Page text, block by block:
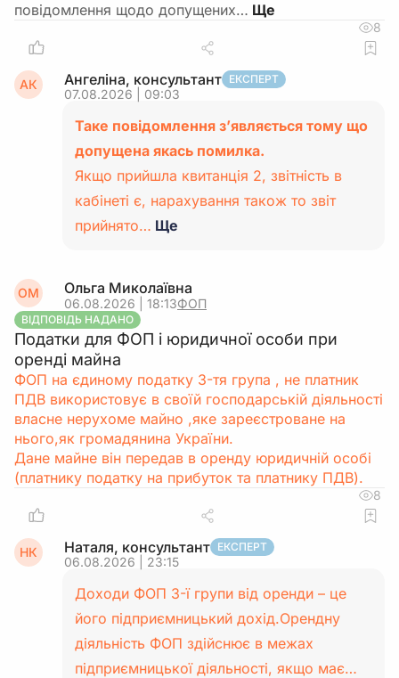
повідомлення щодо допущених…
8
АК Ангеліна, консультант ЕКСПЕРТ
07.08.2026 | 09:03
Таке повідомлення з’являється тому що
допущена якась помилка.
Якщо прийшла квитанція 2, звітність в
кабінеті є, нарахування також то звіт
прийнято… Ще
ОМ Ольга Миколаївна
06.08.2026 | 18:13ФОП
ВІДПОВІДЬ НАДАНО
Податки для ФОП і юридичної особи при
оренді майна
ФОП на єдиному податку 3-тя група , не платник
ПДВ використовує в своїй господарській діяльності
власне нерухоме майно ,яке зареєстроване на
нього,як громадянина України.
Дане майне він передав в оренду юридичній особі
(платнику податку на прибуток та платнику ПДВ).
8
НК Наталя, консультант ЕКСПЕРТ
06.08.2026 | 23:15
Доходи ФОП 3-ї групи від оренди – це
його підприємницький дохід.Орендну
діяльність ФОП здійснює в межах
підприємницької діяльності, якщо має…